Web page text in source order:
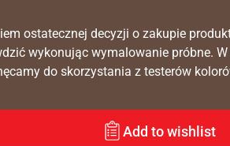
ostatecznej decyzji o zakupie
wykonując wymalowanie próbne.
do skorzystania z testerów
Add to wishlist